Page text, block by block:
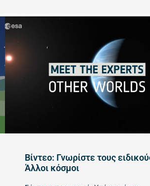
Βίντεο: Γνωρίστε τους
Άλλοι κόσμοι